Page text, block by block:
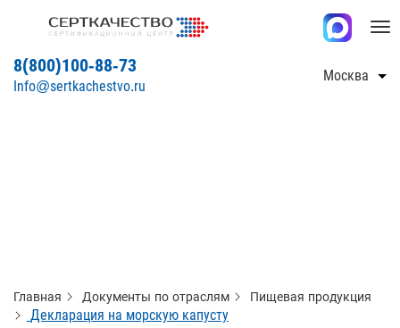
8(800)100-88-73
Info@sertkachestvo.ru
Москва
Главная Документы по отраслям Пищевая продукция
Декларация на морскую капусту